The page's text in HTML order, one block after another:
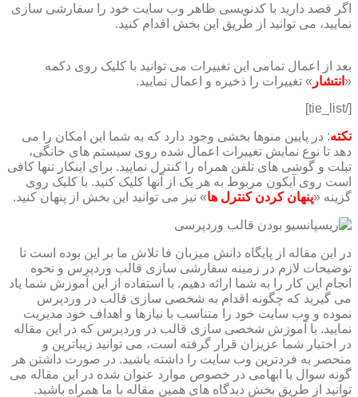
اگر قصد دارید با کدنویسی ظاهر وب سایت خود را سفارشی سازی
نمایید، می توانید از طریق این بخش اقدام کنید.
بعد از اعمال تمامی این تغییرات می توانید با کلیک روی دکمه
« انتشار » تغییرات را ذخیره و اعمال نمایید.
[/tie_list]
نکته: در پایین منوها بخشی وجود دارد که به شما این امکان را می
دهد تا نوع نمایش تغییرات اعمال شده روی سیستم های خانگی،
تبلت و گوشی های تلفن همراه را کنترل نمایید. برای اینکار تنها کافی
است روی آیکون مربوط به هر یک از آنها کلیک کنید. با کلیک روی
گزینه «پنهان کردن کنترل ها» نیز می توانید این بخش از پنهان کنید.
در این مقاله از پایگاه دانش میزبان فا تلاش ما بر این بوده است تا
توضیحات لازم در زمینه سفارشی سازی قالب وردپرس و نحوه
انجام این کار را به شما ارائه دهیم. با استفاده از این آموزش شما یاد
می گیرید که چگونه اقدام به شخصی سازی قالب در وردپرس
نموده و وب سایت خود را متناسب با نیازها و اهداف خود مدیریت
نمایید. با آموزش شخصی سازی قالب در وردپرس که در این مقاله
در اختیار شما عزیزان قرار گرفته است، می توانید زیباترین و
منحصر به فردترین وب سایت را داشته باشید. در صورت داشتن هر
گونه سوال یا ابهامی در خصوص موارد عنوان شده در این مقاله می
توانید از طریق بخش دیدگاه های همین مقاله با ما همراه باشید.